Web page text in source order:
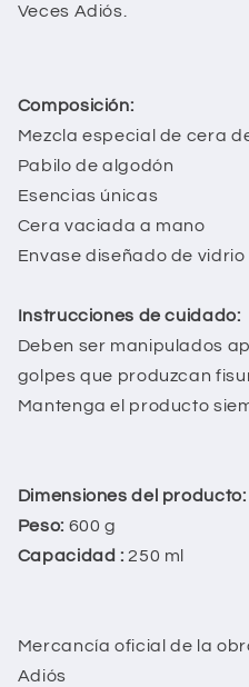
Veces Adiós.
Composición:
Mezcla especial de cera
Pabilo de algodón
Esencias únicas
Cera vaciada a mano
Envase diseñado de vidrio
Instrucciones de cuidado:
Deben ser manipulados
golpes que produzcan
Mantenga el producto
Dimensiones del
Peso: 600 g
Capacidad :250 ml
Mercancía oficial de la
Adiós